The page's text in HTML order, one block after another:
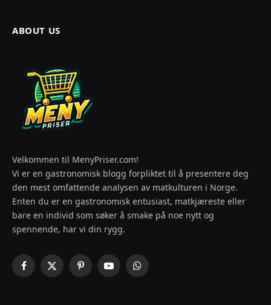
ABOUT US
Velkommen til MenyPriser.com!
Vi er en gastronomisk blogg forpliktet til å presentere deg
den mest omfattende analysen av matkulturen i Norge.
Enten du er en gastronomisk entusiast, matkjæreste eller
bare en individ som søker å smake på noe nytt og
spennende, har vi din rygg.
Facebook
X
PinterestYouTubeWhatsApp